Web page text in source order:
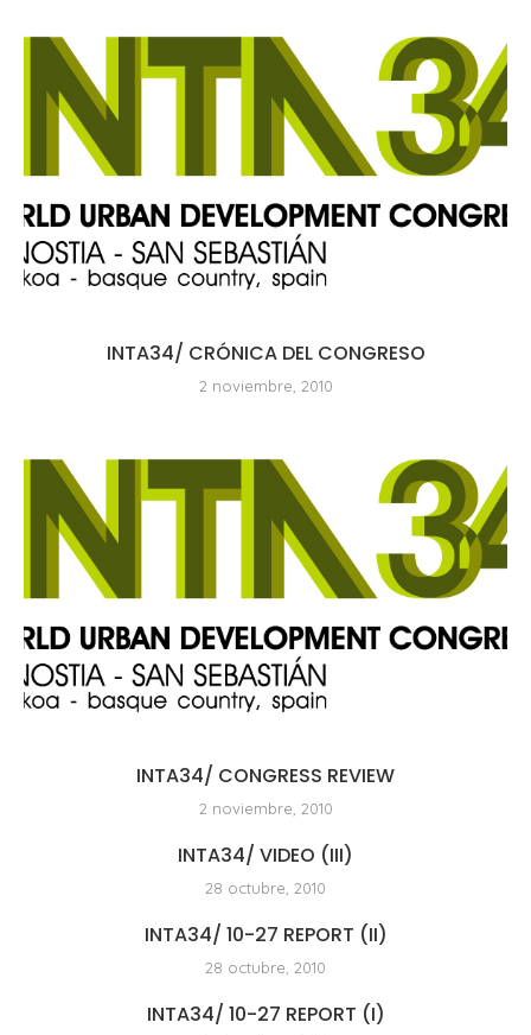
INTA34/ CRÓNICA DEL CONGRESO
2 noviembre, 2010
INTA34/ CONGRESS REVIEW
2 noviembre, 2010
INTA34/ VIDEO (III)
28 octubre, 2010
INTA34/ 10-27 REPORT (II)
28 octubre, 2010
INTA34/ 10-27 REPORT (I)